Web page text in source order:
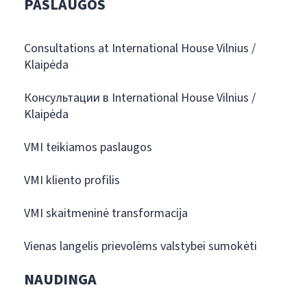
PASLAUGOS
Consultations at International House Vilnius /
Klaipėda
Консультации в International House Vilnius /
Klaipėda
VMI teikiamos paslaugos
VMI kliento profilis
VMI skaitmeninė transformacija
Vienas langelis prievolėms valstybei sumokėti
NAUDINGA